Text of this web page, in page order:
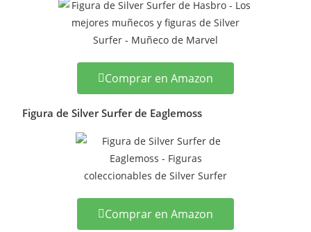
Comprar en Amazon
Figura de Silver Surfer de Eaglemoss
Comprar en Amazon